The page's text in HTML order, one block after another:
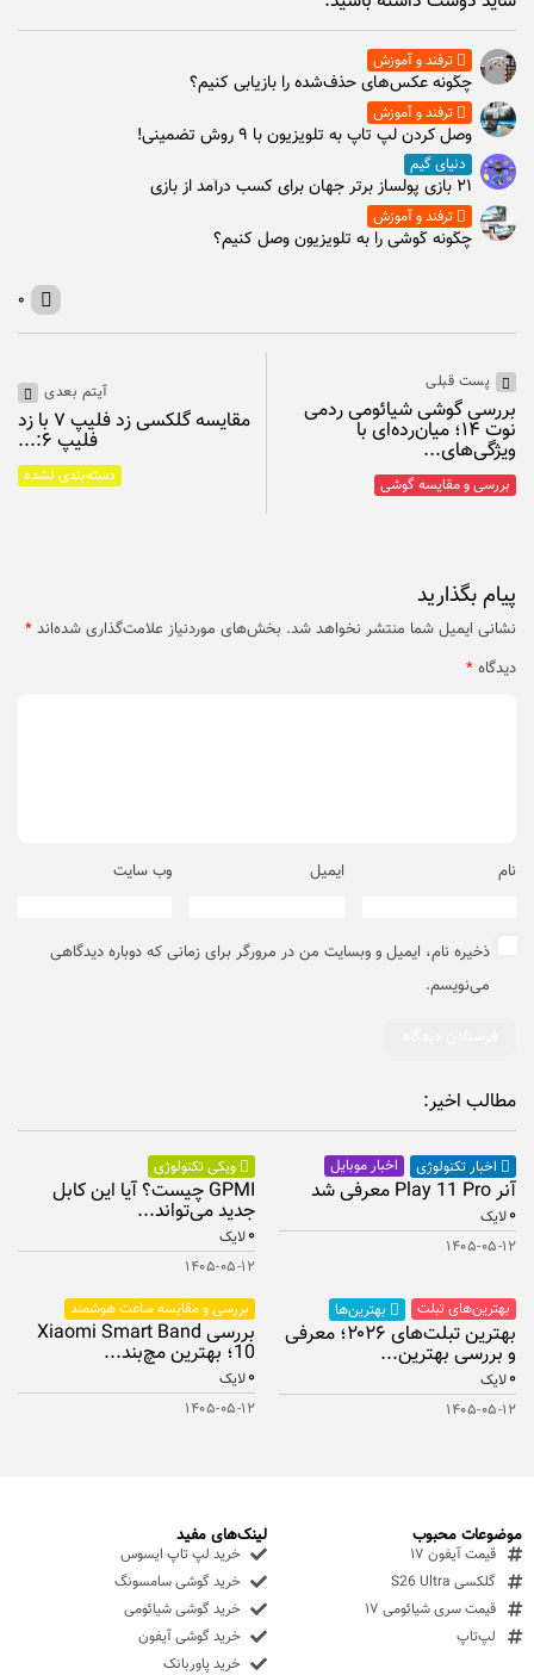
ترفند و آموزش
چگونه عکس‌های حذف‌شده را بازیابی کنیم؟
ترفند و آموزش
وصل كردن لپ تاپ به تلويزيون با ۹ روش تضمینی!
دنیای گیم
۲۱ بازی پولساز برتر جهان برای کسب درآمد از بازی
ترفند و آموزش
چگونه گوشی را به تلویزیون وصل کنیم؟
۰
پست قبلی
بررسی گوشی شیائومی ردمی
نوت ۱۴؛ میان‌رده‌ای با
ویژگی‌های...
بررسی و مقایسه گوشی
آیتم بعدی
مقایسه گلکسی زد فلیپ ۷ با زد
فلیپ ۶:...
دسته‌بندی نشده
پیام بگذارید
نشانی ایمیل شما منتشر نخواهد شد. بخش‌های موردنیاز علامت‌گذاری شده‌اند *
دیدگاه *
نام ایمیل وب‌ سایت
ذخیره نام، ایمیل و وبسایت من در مرورگر برای زمانی که دوباره دیدگاهی
می‌نویسم.
مطالب اخیر:
اخبار تکنولوژی اخبار موبایل
آنر Play 11 Pro معرفی شد
۰لایک
۱۴۰۵-۰۵-۱۲
ویکی تکنولوژی
GPMI چیست؟ آیا این کابل
جدید می‌تواند...
۰لایک
۱۴۰۵-۰۵-۱۲
بهترین‌های تبلت
بهترین‌ها
بهترین تبلت‌های ۲۰۲۶؛ معرفی
و بررسی بهترین...
۰لایک
۱۴۰۵-۰۵-۱۲
بررسی و مقایسه ساعت هوشمند
بررسی Xiaomi Smart Band
10؛ بهترین مچ‌بند...
۰لایک
۱۴۰۵-۰۵-۱۲
موضوعات محبوب
قیمت آیفون ۱۷
گلکسی S26 Ultra
قیمت سری شیائومی ۱۷
لپ‌تاپ
لینک‌های مفید
خرید لپ تاپ ایسوس
خرید گوشی سامسونگ
خرید گوشی شیائومی
خرید گوشی آیفون
خرید پاوربانک